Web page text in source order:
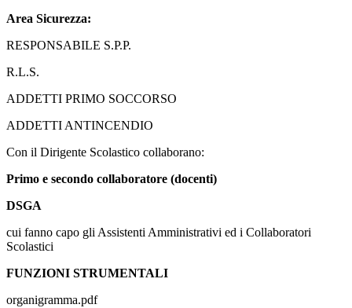
Area Sicurezza:
RESPONSABILE S.P.P.
R.L.S.
ADDETTI PRIMO SOCCORSO
ADDETTI ANTINCENDIO
Con il Dirigente Scolastico collaborano:
Primo e secondo collaboratore (docenti)
DSGA
cui fanno capo gli Assistenti Amministrativi ed i Collaboratori
Scolastici
FUNZIONI STRUMENTALI
organigramma.pdf